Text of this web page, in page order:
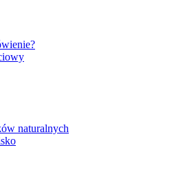
naturalnych